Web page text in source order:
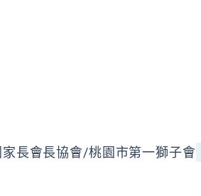
長會長協會/桃園市第一獅子會